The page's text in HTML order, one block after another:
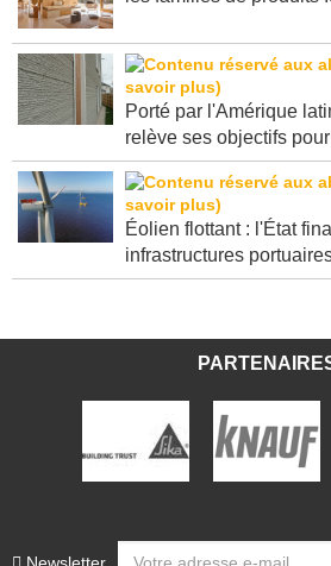
Porté par l'Amérique
Éolien flottant : l'État